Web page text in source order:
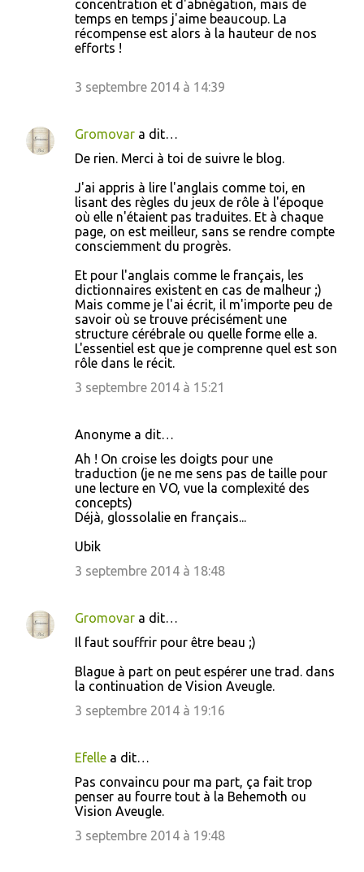
concentration et d'abnégation, mais de
temps en temps j'aime beaucoup. La
récompense est alors à la hauteur de nos
efforts !
3 septembre 2014 à 14:39
Gromovar a dit…
De rien. Merci à toi de suivre le blog.
J'ai appris à lire l'anglais comme toi, en
lisant des règles du jeux de rôle à l'époque
où elle n'étaient pas traduites. Et à chaque
page, on est meilleur, sans se rendre compte
consciemment du progrès.
Et pour l'anglais comme le français, les
dictionnaires existent en cas de malheur ;)
Mais comme je l'ai écrit, il m'importe peu de
savoir où se trouve précisément une
structure cérébrale ou quelle forme elle a.
L'essentiel est que je comprenne quel est son
rôle dans le récit.
3 septembre 2014 à 15:21
Anonyme a dit…
Ah ! On croise les doigts pour une
traduction (je ne me sens pas de taille pour
une lecture en VO, vue la complexité des
concepts)
Déjà, glossolalie en français...
Ubik
3 septembre 2014 à 18:48
Gromovar a dit…
Il faut souffrir pour être beau ;)
Blague à part on peut espérer une trad. dans
la continuation de Vision Aveugle.
3 septembre 2014 à 19:16
Efelle a dit…
Pas convaincu pour ma part, ça fait trop
penser au fourre tout à la Behemoth ou
Vision Aveugle.
3 septembre 2014 à 19:48